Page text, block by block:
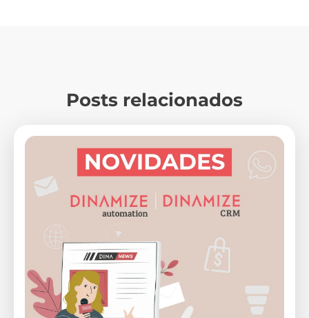
Posts relacionados